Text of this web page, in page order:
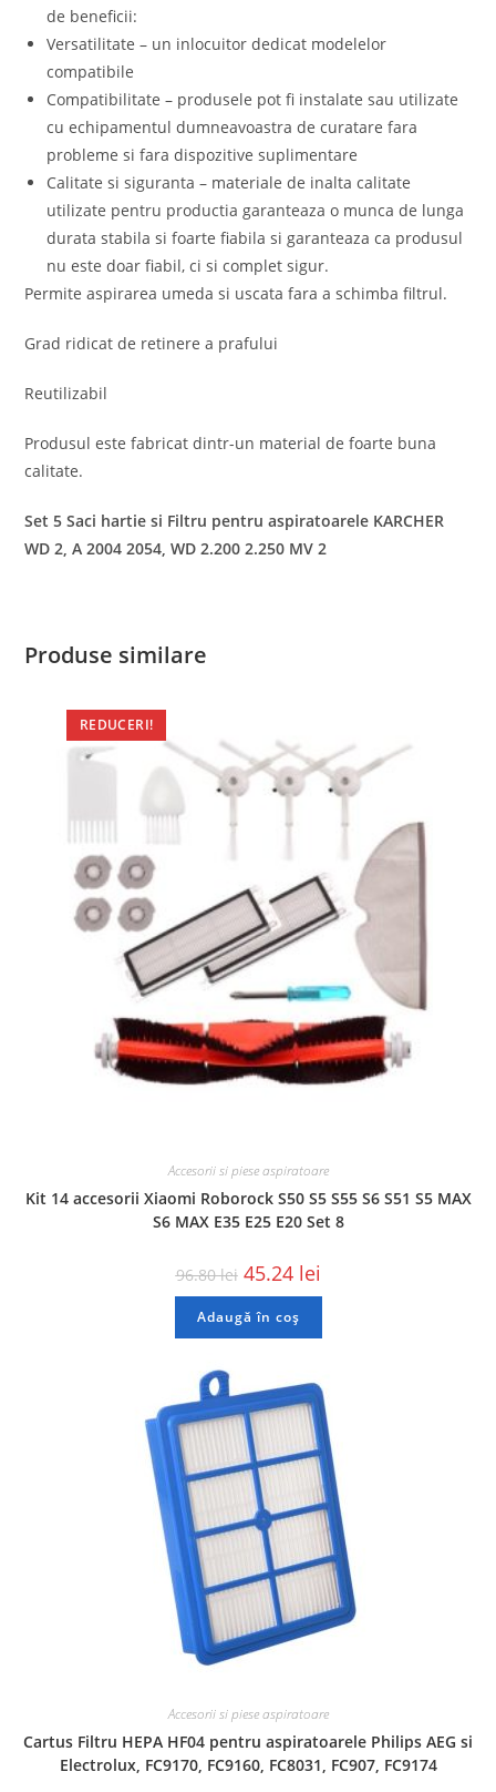
de beneficii:
Versatilitate – un inlocuitor dedicat modelelor
compatibile
Compatibilitate – produsele pot fi instalate sau utilizate
cu echipamentul dumneavoastra de curatare fara
probleme si fara dispozitive suplimentare
Calitate si siguranta – materiale de inalta calitate
utilizate pentru productia garanteaza o munca de lunga
durata stabila si foarte fiabila si garanteaza ca produsul
nu este doar fiabil, ci si complet sigur.
Permite aspirarea umeda si uscata fara a schimba filtrul.
Grad ridicat de retinere a prafului
Reutilizabil
Produsul este fabricat dintr-un material de foarte buna
calitate.
Set 5 Saci hartie si Filtru pentru aspiratoarele KARCHER
WD 2, A 2004 2054, WD 2.200 2.250 MV 2
Produse similare
REDUCERI!
Accesorii si piese aspiratoare
Kit 14 accesorii Xiaomi Roborock S50 S5 S55 S6 S51 S5 MAX
S6 MAX E35 E25 E20 Set 8
96.80lei 45.24 lei
Adaugă în coș
Accesorii si piese aspiratoare
Cartus Filtru HEPA HF04 pentru aspiratoarele Philips AEG si
Electrolux, FC9170, FC9160, FC8031, FC907, FC9174